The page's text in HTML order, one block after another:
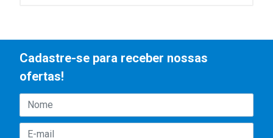
Cadastre-se para receber nossas
ofertas!